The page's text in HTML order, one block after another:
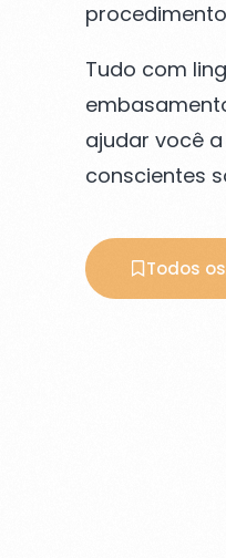
Tudo com
ajudar você
conscientes
Todos